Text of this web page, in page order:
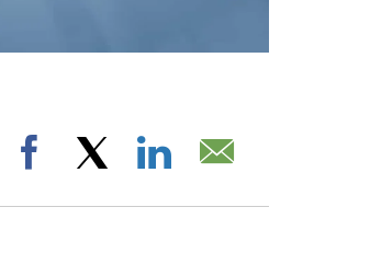
"".
Facebook